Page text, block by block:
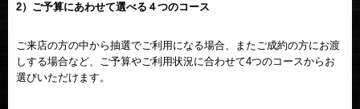
2）ご予算にあわせて選べる４つのコース
ご来店の方の中から抽選でご利用になる場合、またご成約の方にお渡
しする場合など、ご予算やご利用状況に合わせて4つのコースからお
選びいただけます。